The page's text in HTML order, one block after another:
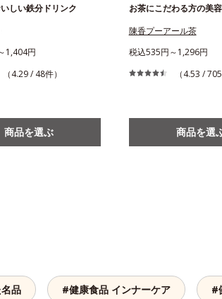
しい鉄分ドリンク
1,404円
（4.29 / 48件）
商品を選ぶ
お茶にこだわる方の美
陳香プーアール茶
税込535円～1,296円
（4.53 / 705
商品を選
品 #健康食品 インナーケア #